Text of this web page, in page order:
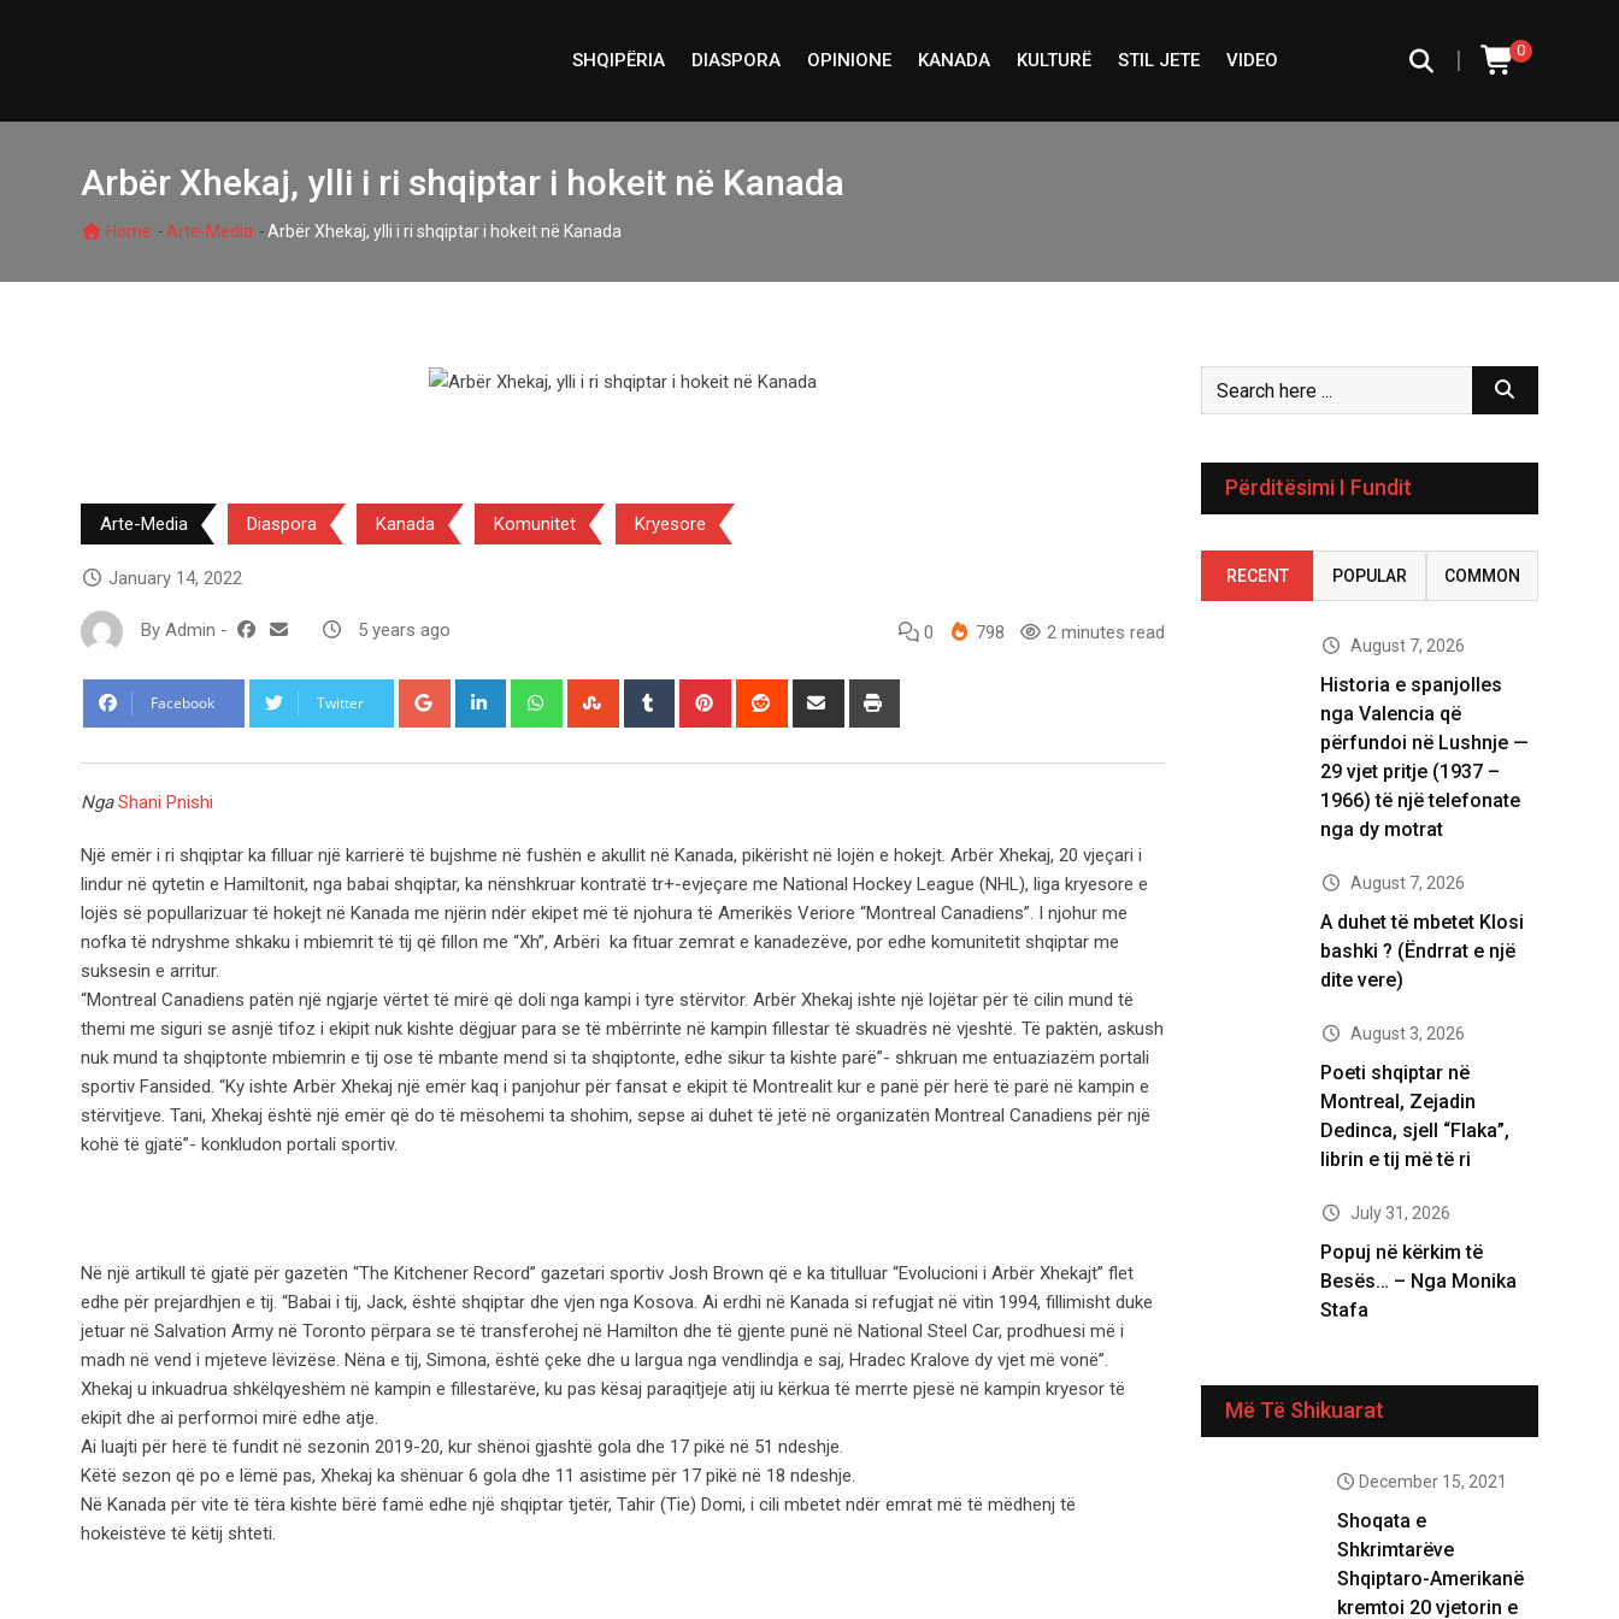
SHQIPËRIA DIASPORA OPINIONE KANADA KULTURË STIL JETE VIDEO 0
|
Arbër Xhekaj, ylli i ri shqiptar i hokeit në Kanada
Home - Arte-Media -Arbër Xhekaj, ylli i ri shqiptar i hokeit në Kanada
Arte-Media Diaspora Kanada Komunitet Kryesore
January 14, 2022
By Admin - 5 years ago 0 798 2 minutes read
Facebook Twitter Google+ LinkedIn WhatsappStumbleUpon
Tumblr Pinterest Reddit
Share
Nga Shani Pnishi
Një emër i ri shqiptar ka filluar një karrierë të bujshme në fushën e akullit në Kanada, pikërisht në lojën e hokejt. Arbër Xhekaj, 20 vjeçari i
lindur në qytetin e Hamiltonit, nga babai shqiptar, ka nënshkruar kontratë tr+-evjeçare me National Hockey League (NHL), liga kryesore e
lojës së popullarizuar të hokejt në Kanada me njërin ndër ekipet më të njohura të Amerikës Veriore “Montreal Canadiens”. I njohur me
nofka të ndryshme shkaku i mbiemrit të tij që fillon me “Xh”, Arbëri ka fituar zemrat e kanadezëve, por edhe komunitetit shqiptar me
suksesin e arritur.
“Montreal Canadiens patën një ngjarje vërtet të mirë që doli nga kampi i tyre stërvitor. Arbër Xhekaj ishte një lojëtar për të cilin mund të
themi me siguri se asnjë tifoz i ekipit nuk kishte dëgjuar para se të mbërrinte në kampin fillestar të skuadrës në vjeshtë. Të paktën, askush
nuk mund ta shqiptonte mbiemrin e tij ose të mbante mend si ta shqiptonte, edhe sikur ta kishte parë”- shkruan me entuaziazëm portali
sportiv Fansided. “Ky ishte Arbër Xhekaj një emër kaq i panjohur për fansat e ekipit të Montrealit kur e panë për herë të parë në kampin e
stërvitjeve. Tani, Xhekaj është një emër që do të mësohemi ta shohim, sepse ai duhet të jetë në organizatën Montreal Canadiens për një
kohë të gjatë”- konkludon portali sportiv.
Në një artikull të gjatë për gazetën “The Kitchener Record” gazetari sportiv Josh Brown që e ka titulluar “Evolucioni i Arbër Xhekajt” flet
edhe për prejardhjen e tij. “Babai i tij, Jack, është shqiptar dhe vjen nga Kosova. Ai erdhi në Kanada si refugjat në vitin 1994, fillimisht duke
jetuar në Salvation Army në Toronto përpara se të transferohej në Hamilton dhe të gjente punë në National Steel Car, prodhuesi më i
madh në vend i mjeteve lëvizëse. Nëna e tij, Simona, është çeke dhe u largua nga vendlindja e saj, Hradec Kralove dy vjet më vonë”.
Xhekaj u inkuadrua shkëlqyeshëm në kampin e fillestarëve, ku pas kësaj paraqitjeje atij iu kërkua të merrte pjesë në kampin kryesor të
ekipit dhe ai performoi mirë edhe atje.
Ai luajti për herë të fundit në sezonin 2019-20, kur shënoi gjashtë gola dhe 17 pikë në 51 ndeshje.
Këtë sezon që po e lëmë pas, Xhekaj ka shënuar 6 gola dhe 11 asistime për 17 pikë në 18 ndeshje.
Në Kanada për vite të tëra kishte bërë famë edhe një shqiptar tjetër, Tahir (Tie) Domi, i cili mbetet ndër emrat më të mëdhenj të
hokeistëve të këtij shteti.
Përditësimi I Fundit
RECENT POPULAR COMMON
August 7, 2026
Historia e spanjolles
nga Valencia që
përfundoi në Lushnje —
29 vjet pritje (1937 –
1966) të një telefonate
nga dy motrat
August 7, 2026
A duhet të mbetet Klosi
bashki ? (Ëndrrat e një
dite vere)
August 3, 2026
Poeti shqiptar në
Montreal, Zejadin
Dedinca, sjell “Flaka”,
librin e tij më të ri
July 31, 2026
Popuj në kërkim të
Besës… – Nga Monika
Stafa
Më Të Shikuarat
December 15, 2021
Shoqata e
Shkrimtarëve
Shqiptaro-Amerikanë
kremtoi 20 vjetorin e